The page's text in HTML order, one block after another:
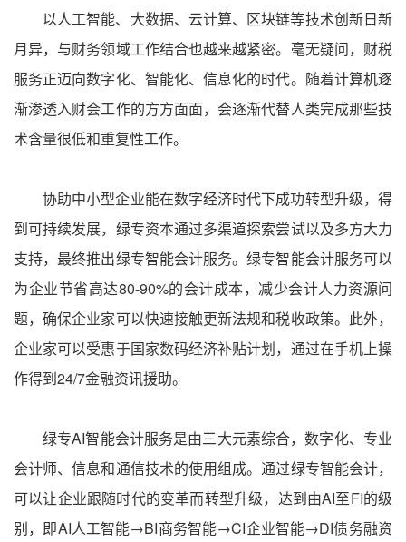
以人工智能、大数据、云计算、区块链等技术创新日新
月异，与财务领域工作结合也越来越紧密。毫无疑问，财税
服务正迈向数字化、智能化、信息化的时代。随着计算机逐
渐渗透入财会工作的方方面面，会逐渐代替人类完成那些技
术含量很低和重复性工作。
协助中小型企业能在数字经济时代下成功转型升级，得
到可持续发展，绿专资本通过多渠道探索尝试以及多方大力
支持，最终推出绿专智能会计服务。绿专智能会计服务可以
为企业节省高达80-90%的会计成本，减少会计人力资源问
题，确保企业家可以快速接触更新法规和税收政策。此外，
企业家可以受惠于国家数码经济补贴计划，通过在手机上操
作得到24/7金融资讯援助。
绿专AI智能会计服务是由三大元素综合，数字化、专业
会计师、信息和通信技术的使用组成。通过绿专智能会计，
可以让企业跟随时代的变革而转型升级，达到由AI至FI的级
别，即AI人工智能→BI商务智能→CI企业智能→DI债务融资